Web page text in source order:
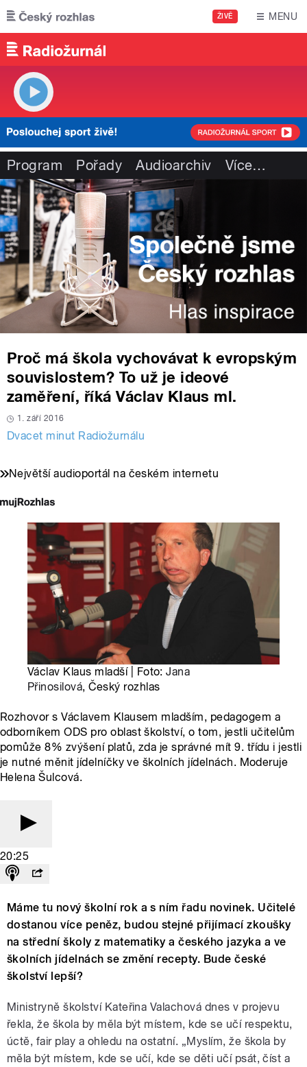
Přejít k hlavnímu obsahu
ŽIVĚ MENU
Program Pořady Audioarchiv Více…
Proč má škola vychovávat k evropským
souvislostem? To už je ideové
zaměření, říká Václav Klaus ml.
1. září 2016
Dvacet minut Radiožurnálu
Největší audioportál na českém internetu
Václav Klaus mladší | Foto:Jana
Přinosilová, Český rozhlas
Rozhovor s Václavem Klausem mladším, pedagogem a
odborníkem ODS pro oblast školství, o tom, jestli učitelům
pomůže 8% zvýšení platů, zda je správné mít 9. třídu i jestli
je nutné měnit jídelníčky ve školních jídelnách. Moderuje
Helena Šulcová.
20:25
Máme tu nový školní rok a s ním řadu novinek. Učitelé
dostanou více peněz, budou stejné přijímací zkoušky
na střední školy z matematiky a českého jazyka a ve
školních jídelnách se změní recepty. Bude české
školství lepší?
Ministryně školství Kateřina Valachová dnes v projevu
řekla, že škola by měla být místem, kde se učí respektu,
úctě, fair play a ohledu na ostatní. „Myslím, že škola by
měla být místem, kde se učí, kde se děti učí psát, číst a